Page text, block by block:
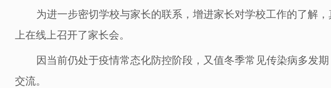
为进一步密切学校与家长的联系，增进家长对学校工作的了解
上在线上召开了家长会。
因当前仍处于疫情常态化防控阶段，又值冬季常见传染病多发
交流。